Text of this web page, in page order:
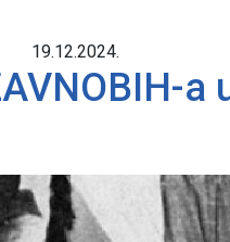
19.12.2024.
a